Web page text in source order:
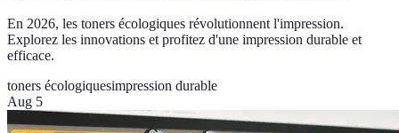
En 2026, les toners écologiques révolutionnent l'impression.
Explorez les innovations et profitez d'une impression durable et
efficace.
toners écologiquesimpression durable
Aug 5